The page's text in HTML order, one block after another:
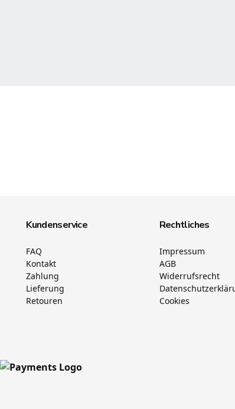
Kundenservice
FAQ
Kontakt
Zahlung
Lieferung
Retouren
Rechtliches
Impressum
AGB
Widerrufsrecht
Cookies